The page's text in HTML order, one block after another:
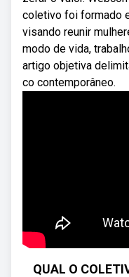
coletivo foi formado
visando reunir
modo de vida,
artigo objetiva
co contemporâneo.
QUAL O